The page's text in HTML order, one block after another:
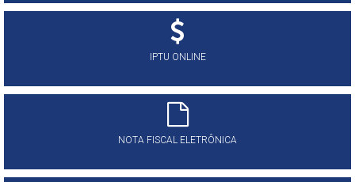
IPTU ONLINE
NOTA FISCAL ELETRÔNICA